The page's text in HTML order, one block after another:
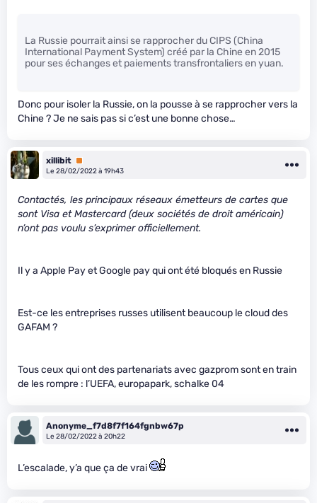
La Russie pourrait ainsi se rapprocher du CIPS (China
International Payment System) créé par la Chine en 2015
pour ses échanges et paiements transfrontaliers en yuan.
Donc pour isoler la Russie, on la pousse à se rapprocher vers la
Chine ? Je ne sais pas si c’est une bonne chose…
xillibit Premium
Le 28/02/2022 à 19h43
Contactés, les principaux réseaux émetteurs de cartes que
sont Visa et Mastercard (deux sociétés de droit américain)
n’ont pas voulu s’exprimer officiellement.
Il y a Apple Pay et Google pay qui ont été bloqués en Russie
Est-ce les entreprises russes utilisent beaucoup le cloud des
GAFAM ?
Tous ceux qui ont des partenariats avec gazprom sont en train
de les rompre : l’UEFA, europapark, schalke 04
Anonyme_f7d8f7f164fgnbw67p
Le 28/02/2022 à 20h22
L’escalade, y’a que ça de vrai